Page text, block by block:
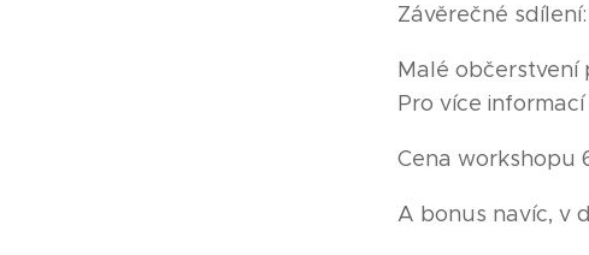
Závěrečné
Malé občerstvení
Pro více
Cena workshopu
A bonus navíc, v